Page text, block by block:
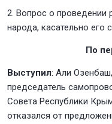
2. Вопрос о проведении
народа, касательно его
По
Выступил: Али
председатель
Совета Республики
отказался от